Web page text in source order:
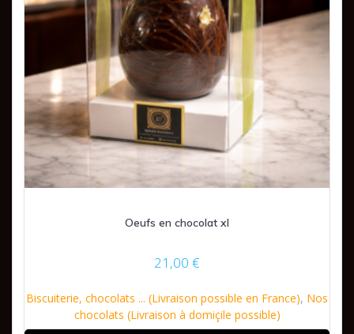
Oeufs en chocolat xl
21,00 €
Biscuiterie, chocolats ... (Livraison possible en France), Nos
chocolats (Livraison à domiçile possible)